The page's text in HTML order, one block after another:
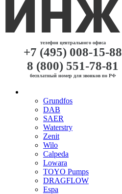
телефон центрального офиса
+7 (495) 008-15-88
8 (800) 551-78-81
бесплатный номер для звонков по РФ
Grundfos
DAB
SAER
Waterstry
Zenit
Wilo
Calpeda
Lowara
TOYO Pumps
DRAGFLOW
Espa